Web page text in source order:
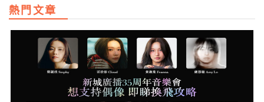
熱門文章